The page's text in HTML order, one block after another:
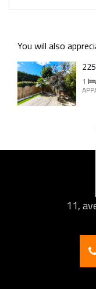
You will also
1
11,